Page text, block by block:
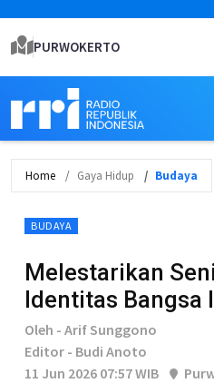
PURWOKERTO
Home Gaya Hidup Budaya
BUDAYA
Melestarikan
Identitas Bangsa
Oleh - Arif Sunggono
Editor - Budi Anoto
11 Jun 2026 07:57 WIB